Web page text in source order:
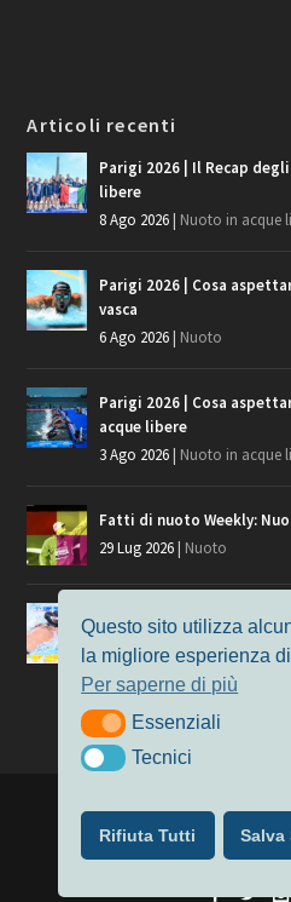
Articoli recenti
Parigi 2026 | Il Recap
libere
8 Ago 2026 Nuoto in acque
Parigi 2026 | Cosa
vasca
6 Ago 2026 Nuoto
Parigi 2026 | Cosa
acque libere
3 Ago 2026 Nuoto in acque
Fatti di nuoto Weekly:
29 Lug 2026 Nuoto
Giochi del Mediterraneo,
Taranto 2026
9 Lug 2026
Nuoto
Nuoto
MasterS Podcast Il
Privacy &
Questo sito utilizza
la migliore esperienza
Per saperne di più
EssenzialiEssenziali
TecniciTecnici
Rifiuta Tutti Salva